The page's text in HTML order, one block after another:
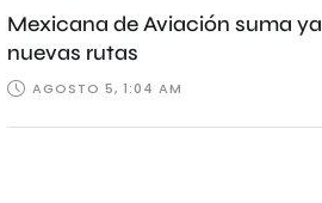
Mexicana de Aviación suma ya
nuevas rutas
AGOSTO 5, 1:04 AM